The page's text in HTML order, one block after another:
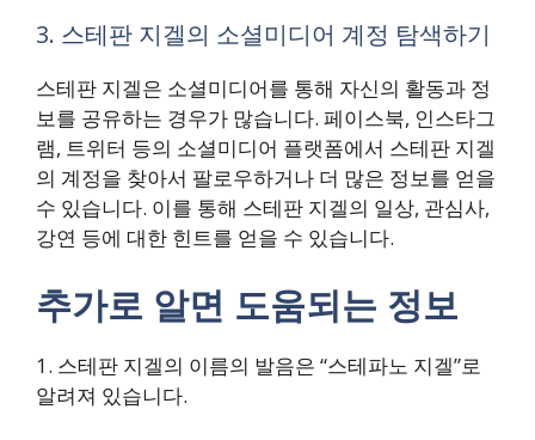
3. 스테판 지겔의 소셜미디어 계정 탐색하기
스테판 지겔은 소셜미디어를 통해 자신의 활동과 정
보를 공유하는 경우가 많습니다. 페이스북, 인스타그
램, 트위터 등의 소셜미디어 플랫폼에서 스테판 지겔
의 계정을 찾아서 팔로우하거나 더 많은 정보를 얻을
수 있습니다. 이를 통해 스테판 지겔의 일상, 관심사,
강연 등에 대한 힌트를 얻을 수 있습니다.
추가로 알면 도움되는 정보
1. 스테판 지겔의 이름의 발음은 “스테파노 지겔”로
알려져 있습니다.